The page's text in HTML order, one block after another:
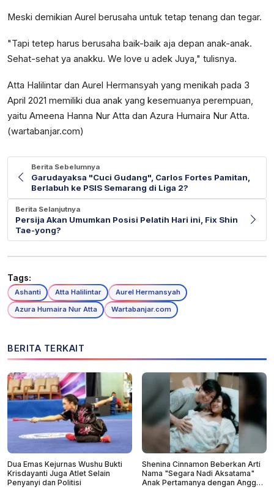
Meski demikian Aurel berusaha untuk tetap tenang dan tegar.
"Tapi tetep harus berusaha baik-baik aja depan anak-anak.
Sehat-sehat ya anakku. We love u adek Juya," tulisnya.
Atta Halilintar dan Aurel Hermansyah yang menikah pada 3
April 2021 memiliki dua anak yang kesemuanya perempuan,
yaitu Ameena Hanna Nur Atta dan Azura Humaira Nur Atta.
(wartabanjar.com)
Berita Sebelumnya
Garudayaksa "Cuci Gudang", Carlos Fortes Pamitan,
Berlabuh ke PSIS Semarang di Liga 2?
Berita Selanjutnya
Persija Akan Umumkan Posisi Pelatih Hari ini, Fix Shin
Tae-yong?
Tags:
Ashanti Atta Halilintar
Aurel Hermansyah
Azura Humaira Nur Atta
Wartabanjar.com
BERITA TERKAIT
Dua Emas Kejurnas Wushu Bukti
Krisdayanti Juga Atlet Selain
Penyanyi dan Politisi
Shenina Cinnamon Beberkan Arti
Nama "Segara Nadi Aksatama"
Anak Pertamanya dengan Angga